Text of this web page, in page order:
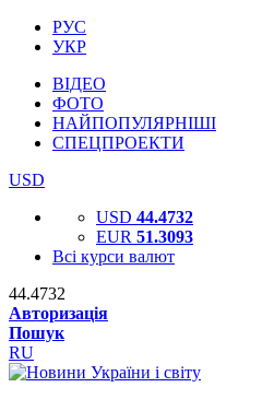
РУС
УКР
ВІДЕО
ФОТО
НАЙПОПУЛЯРНІШІ
СПЕЦПРОЕКТИ
USD
USD 44.4732
EUR 51.3093
Всі курси валют
44.4732
Авторизація
Пошук
RU